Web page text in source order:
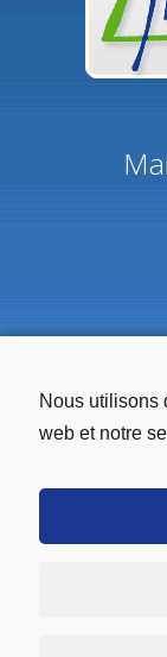
Nous utilisons
web et notre